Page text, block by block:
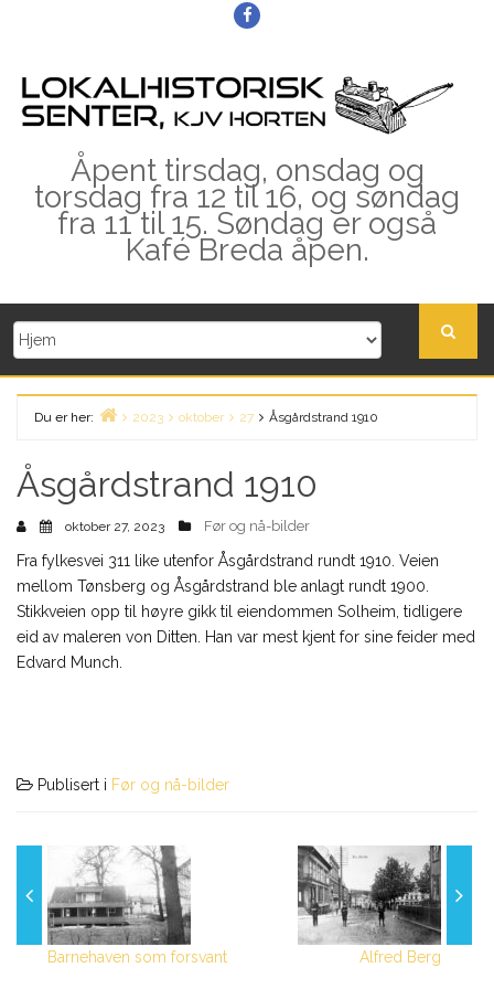
Facebook
Åpent tirsdag, onsdag og
torsdag fra 12 til 16, og søndag
fra 11 til 15. Søndag er også
Kafé Breda åpen.
Du er her:
2023 oktober 27 Åsgårdstrand 1910
Åsgårdstrand 1910
oktober 27, 2023 Før og nå-bilder
Fra fylkesvei 311 like utenfor Åsgårdstrand rundt 1910. Veien
mellom Tønsberg og Åsgårdstrand ble anlagt rundt 1900.
Stikkveien opp til høyre gikk til eiendommen Solheim, tidligere
eid av maleren von Ditten. Han var mest kjent for sine feider med
Edvard Munch.
Publisert i Før og nå-bilder
Barnehaven som forsvant Alfred Berg